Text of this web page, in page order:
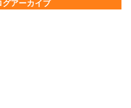
グアーカイブ